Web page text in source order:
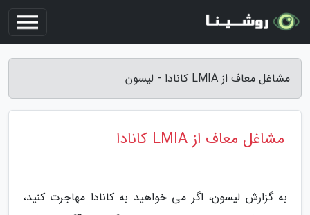
مشاغل معاف از LMIA کانادا - لیسون
مشاغل معاف از LMIA کانادا
به گزارش لیسون، اگر می خواهید به کانادا مهاجرت کنید،